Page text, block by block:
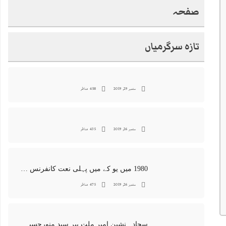
صفحہ
تازہ سرگرمیاں
ستمبر 29, 2019 458 مناظر
ستمبر 26, 2019 435 مناظر
ستمبر 26, 2019 475 مناظر
سجادہ نشین امیر ملت پیر سید منورحسین شاہ جماعتی کی خصوصی تصاویر